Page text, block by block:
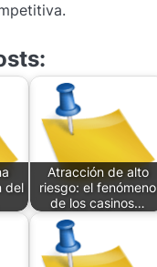
del
Atracción de alto
riesgo: el fenómeno
de los casinos…